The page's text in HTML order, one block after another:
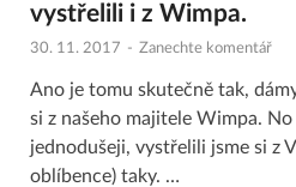
vystřelili i z Wimpa.
30. 11. 2017 - Zanechte komentář
Ano je tomu skutečně tak,
si z našeho majitele Wimpa.
jednodušeji, vystřelili jsme si z
oblíbence) taky. …